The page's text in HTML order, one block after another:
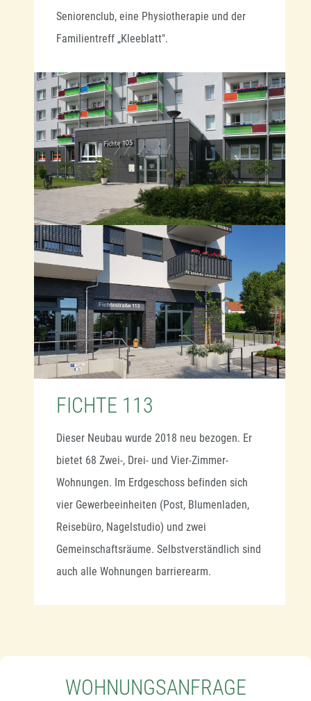
Seniorenclub, eine Physiotherapie und der
Familientreff „Kleeblatt".
FICHTE 113
Dieser Neubau wurde 2018 neu bezogen. Er
bietet 68 Zwei-, Drei- und Vier-Zimmer-
Wohnungen. Im Erdgeschoss befinden sich
vier Gewerbeeinheiten (Post, Blumenladen,
Reisebüro, Nagelstudio) und zwei
Gemeinschaftsräume. Selbstverständlich sind
auch alle Wohnungen barrierearm.
WOHNUNGSANFRAGE